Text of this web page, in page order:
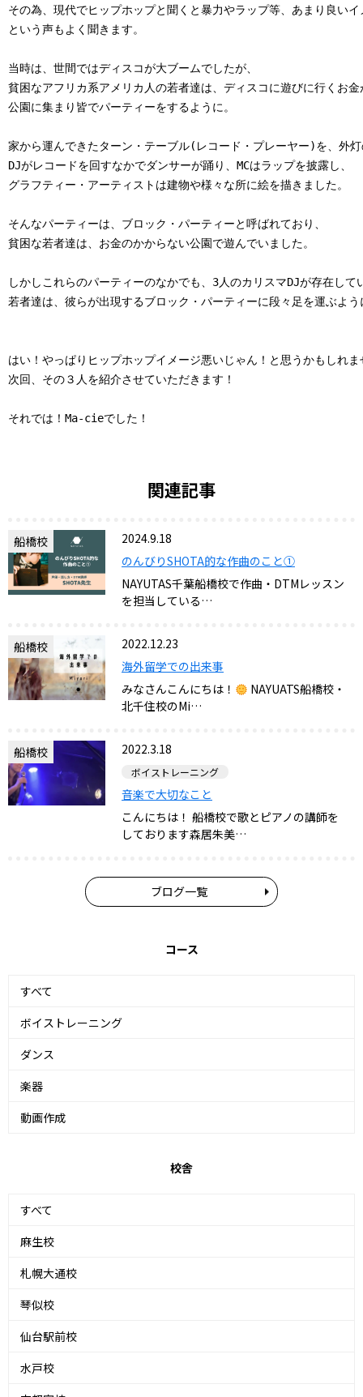
その為、現代でヒップホップと聞くと暴力やラップ等、あまり良い
という声もよく聞きます。
当時は、世間ではディスコが大ブームでしたが、
貧困なアフリカ系アメリカ人の若者達は、ディスコに遊びに行くお金
公園に集まり皆でパーティーをするように。
家から運んできたターン・テーブル(レコード・プレーヤー)を、外
DJがレコードを回すなかでダンサーが踊り、MCはラップを披露し、
グラフティー・アーティストは建物や様々な所に絵を描きました。
そんなパーティーは、ブロック・パーティーと呼ばれており、
貧困な若者達は、お金のかからない公園で遊んでいました。
しかしこれらのパーティーのなかでも、3人のカリスマDJが存在して
若者達は、彼らが出現するブロック・パーティーに段々足を運ぶよ
はい！やっぱりヒップホップイメージ悪いじゃん！と思うかもしれま
次回、その３人を紹介させていただきます！
それでは！Ma-cieでした！
関連記事
船橋校
2024.9.18
のんびりSHOTA的な作曲のこと①
NAYUTAS千葉船橋校で作曲・DTMレッスン
を担当している…
船橋校
2022.12.23
海外留学での出来事
みなさんこんにちは！
NAYUATS船橋校・
北千住校のMi…
船橋校 2022.3.18
ボイストレーニング
音楽で大切なこと
こんにちは！ 船橋校で歌とピアノの講師を
しております森居朱美…
ブログ一覧
コース
すべて
ボイストレーニング
ダンス
楽器
動画作成
校舎
すべて
麻生校
札幌大通校
琴似校
仙台駅前校
水戸校